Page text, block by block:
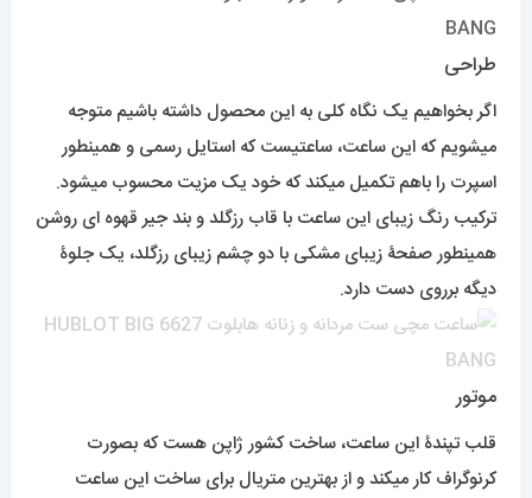
طراحی
اگر بخواهیم یک نگاه کلی به این محصول داشته باشیم متوجه
میشویم که این ساعت، ساعتیست که استایل رسمی و همینطور
اسپرت را باهم تکمیل میکند که خود یک مزیت محسوب میشود.
ترکیب رنگ زیبای این ساعت با قاب رزگلد و بند جیر قهوه ای روشن
همینطور صفحۀ زیبای مشکی با دو چشم زیبای رزگلد، یک جلوۀ
دیگه برروی دست دارد.
موتور
قلب تپندۀ این ساعت، ساخت کشور ژاپن هست که بصورت
کرنوگراف کار میکند و از بهترین متریال برای ساخت این ساعت